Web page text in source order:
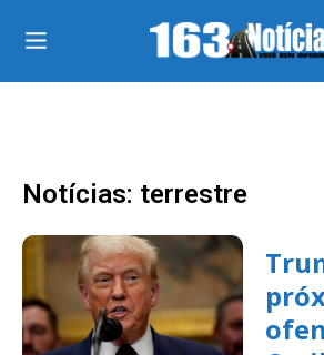
Notícias: terrestre